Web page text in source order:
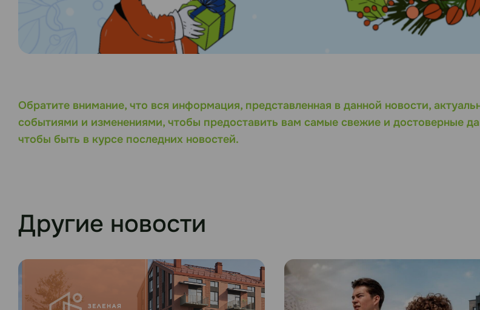
Обратите внимание, что вся информация, представленная в данной новости,
событиями и изменениями, чтобы предоставить вам самые свежие и достоверные
чтобы быть в курсе последних новостей.
Другие новости